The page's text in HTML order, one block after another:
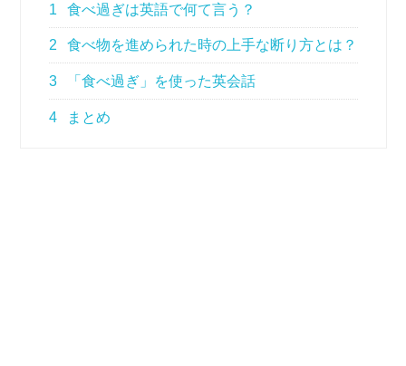
1 食べ過ぎは英語で何て言う？
2 食べ物を進められた時の上手な断り方とは？
3 「食べ過ぎ」を使った英会話
4 まとめ